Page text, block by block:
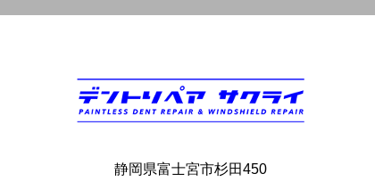
静岡県富士宮市杉田450